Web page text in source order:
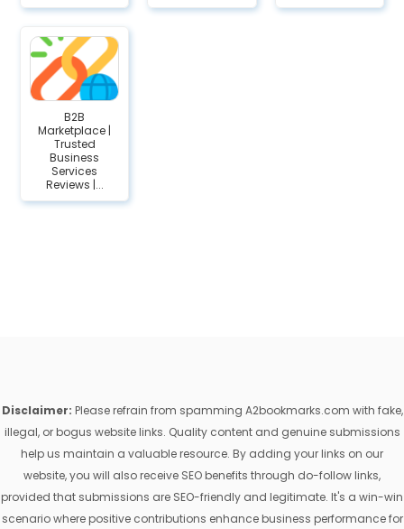
B2B
Marketplace |
Trusted
Business
Services
Reviews |...
Disclaimer: Please refrain from spamming A2bookmarks.com with fake,
illegal, or bogus website links. Quality content and genuine submissions
help us maintain a valuable resource. By adding your links on our
website, you will also receive SEO benefits through do-follow links,
provided that submissions are SEO-friendly and legitimate. It's a win-win
scenario where positive contributions enhance business performance for